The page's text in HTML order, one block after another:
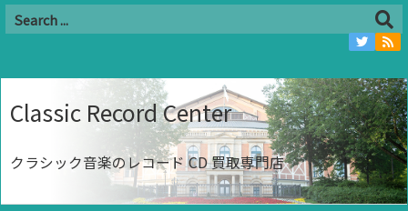
Classic Record Center
クラシック音楽のレコード CD 買取専門店